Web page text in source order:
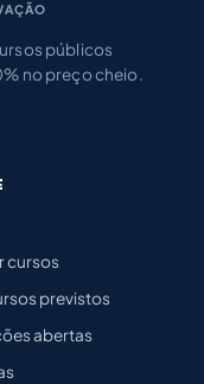
públicos
no preço cheio.
cursos
previstos
abertas